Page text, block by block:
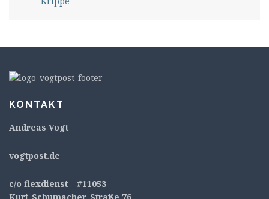
KONTAKT
Andreas Vogt
vogtpost.de
c/o flexdienst – #11053